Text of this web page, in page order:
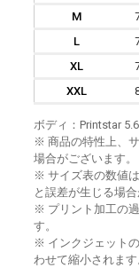
M
L
XL
XXL
ボディ：Printstar
※ 商品の特性上、
場合がございます。
※ サイズ表の数値
と誤差が生じる場合
※ プリント加工の
す。
※ インクジェット
わせて縮小されます